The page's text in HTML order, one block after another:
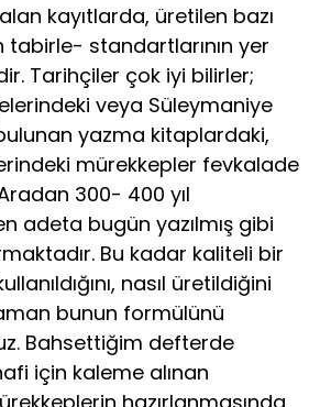
kayıtlarda, üretilen bazı
standartlarının yer
Tarih­çiler çok iyi bilirler;
veya Süleymaniye
yazma kitaplardaki,
mürekkepler fevkalade
300- 400 yıl
adeta bugün yazılmış gibi
Bu kadar kaliteli bir
nasıl üretildiğini
bunun for­mülünü
Bahsettiğim defterde
için kaleme alınan